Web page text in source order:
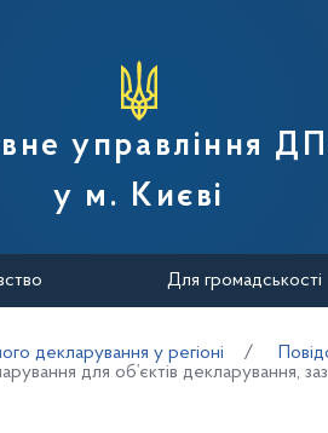
служби
управління
у м. Києві
Для громадськості
декларування у регіоні
для об’єктів декларування,